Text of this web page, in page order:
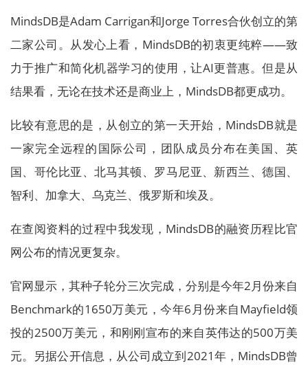
MindsDB是Adam Carrigan和Jorge Torres合伙创立的第
二家公司。从发心上看，MindsDB的初衷更纯粹——致
力于推广和简化机器学习的使用，让AI更普惠。但是从
结果看，无论在技术还是商业上，MindsDB都更成功。
比较有意思的是，从创立的第一天开始，MindsDB就是
一家完全远程的国际公司，团队成员分布在美国、英
国、哥伦比亚、北马其顿、罗马尼亚、新西兰、德国、
智利、加拿大、乌克兰、俄罗斯和埃及。
在查阅资料的过程中我发现，MindsDB的融资历程比官
网公布的情况更复杂。
官网显示，其种子轮分三次完成，分别是今年2月份来自
Benchmark的1650万美元，今年6月份来自Mayfield领
投的2500万美元，和刚刚宣布的来自英伟达的500万美
元。另据公开信息，从公司成立到2021年，MindsDB曾